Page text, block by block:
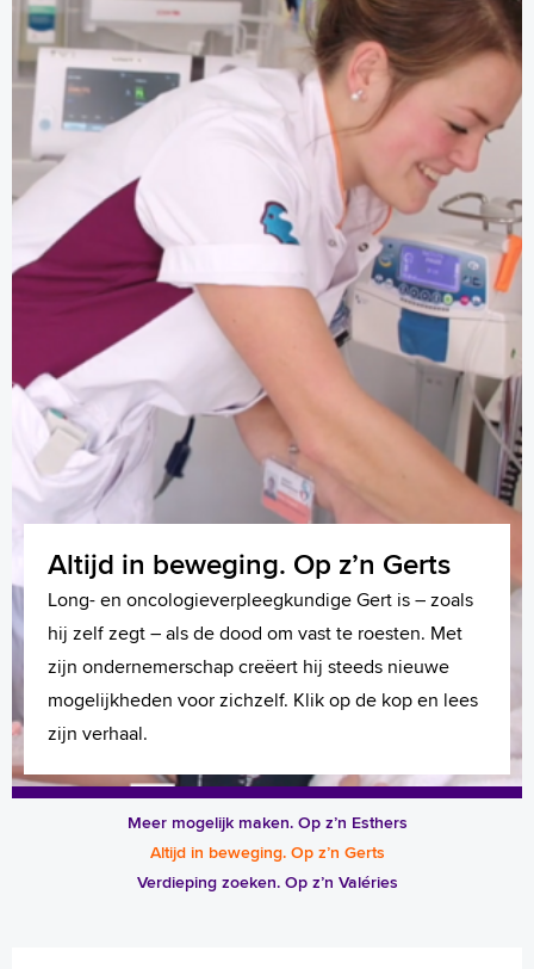
Meer mogelijk maken. Op z’n
Esthers
Verpleegkundige Esther ontdekte bij het Albert
Schweitzer haar eigen kracht en maakt nu werk van
haar persoonlijke missie. Klik op de kop en lees het
verhaal van Esther, onze ‘digitale hoofdzuster’.
Altijd in beweging. Op z’n Gerts
Long- en oncologieverpleegkundige Gert is – zoals
hij zelf zegt – als de dood om vast te roesten. Met
zijn ondernemerschap creëert hij steeds nieuwe
mogelijkheden voor zichzelf. Klik op de kop en lees
zijn verhaal.
Verdieping zoeken. Op z’n
Valéries
IC-verpleegkundige Valérie wil alles weten en gaat
zélf op zoek naar antwoorden. Klik op de kop en
lees in het verhaal van Valérie hoe zij de zorg en
zichzelf steeds blijft vernieuwen.
Meer mogelijk maken. Op z’n Esthers
Altijd in beweging. Op z’n Gerts
Verdieping zoeken. Op z’n Valéries